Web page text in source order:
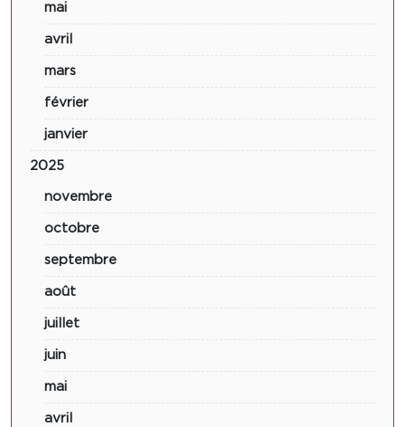
mai
avril
mars
février
janvier
2025
novembre
octobre
septembre
août
juillet
juin
mai
avril